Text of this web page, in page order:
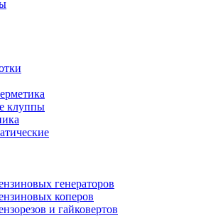
клуппы
генераторов
коперов
и гайковертов